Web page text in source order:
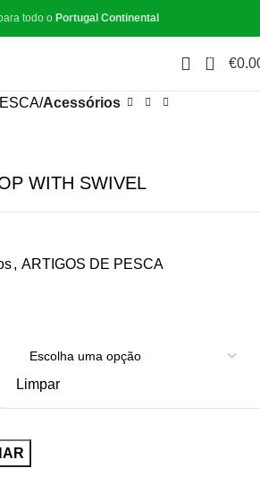
todo o Portugal Continental
0 €
Acessórios
WITH SWIVEL
, ARTIGOS DE PESCA
Limpar